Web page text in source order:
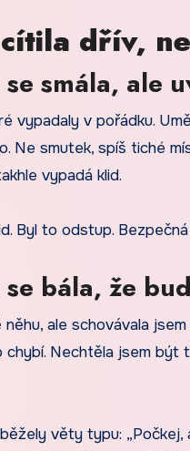
dřív,
se smála, ale
vypadaly v pořádku.
Ne smutek, spíš tiché
vypadá klid.
Byl to odstup.
se bála, že
ale schovávala
chybí. Nechtěla jsem
věty typu: „Počkej,